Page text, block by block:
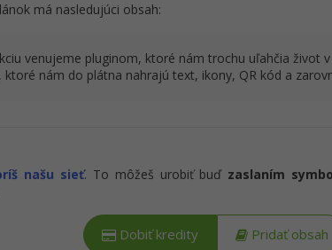
má nasledujúci obsah:
venujeme pluginom, ktoré nám trochu uľahčia život v
ktoré nám do plátna nahrajú text, ikony, QR kód a
našu sieť. To môžeš urobiť buď zaslaním
Dobiť kredity Pridať obsah